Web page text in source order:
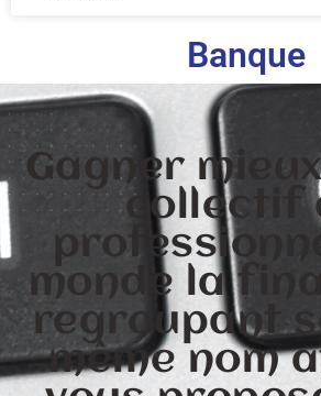
Banque
Gagner
collectif
monde la
regroupant
même nom